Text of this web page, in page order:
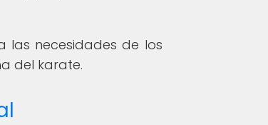
las necesidades de los
del karate.